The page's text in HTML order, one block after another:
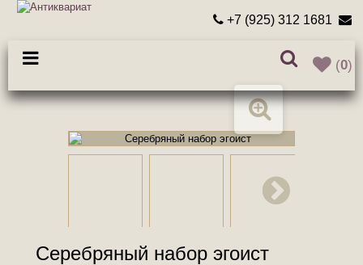
+7 (925) 312 1681
(0)
Серебряный набор эгоист